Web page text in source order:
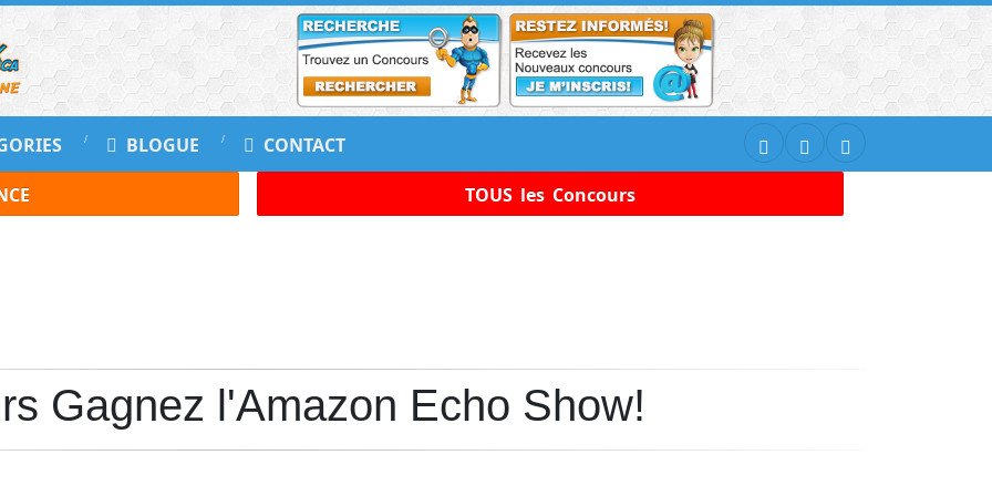
BLOGUE CONTACT
TOUS les Concours
Gagnez l'Amazon Echo Show!